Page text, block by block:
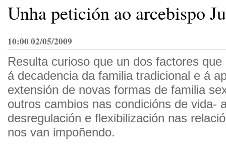
Unha petición ao arcebispo
10:00 02/05/2009
Resulta curioso que un dos factores
á decadencia da familia tradicional e á
extensión de novas formas de familia
outros cambios nas condicións de vida-
desregulación e flexibilización nas
nos van impoñendo.